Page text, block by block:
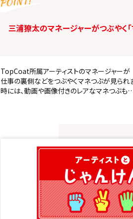
三浦獠太のマネージャーがつぶやく「
TopCoat所属アーティストのマネージャーが
仕事の裏側などをつぶやくマネつぶが見られ
時には、動画や画像付きのレアなマネつぶも